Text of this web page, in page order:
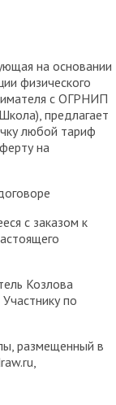
на основании
физического
с ОГРНИП
предлагает
любой тариф
на
с заказом к
Козлова
по
размещенный в